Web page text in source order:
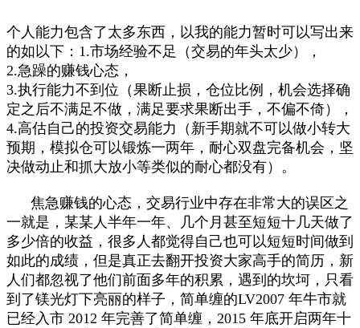
个人能力包含了太多东西，以我的能力暂时可以写出来
的如以下： 1.市场经验不足（交易的年头太少），
2.急躁的赚钱心态，
3.执行能力不到位（果断止损，仓位比例，机会选择确
定之后不满足不做，满足要求果断出手，不偏不倚），
4.高估自己的投资交易能力（新手期就不可以做小转大
预期，模拟仓可以锻炼一两年，耐心双盘完备机会，坚
决做动止和抓大放小等类似的耐心都没有）。
焦急赚钱的心态，交易行业中存在非常大的误区之
一就是，某某人半年一年、几个月甚至短短十几天做了
多少倍的收益，很多人都觉得自己也可以短短时间做到
如此的成绩，但是真正去翻开投资大家高手的简历，新
人们都忽视了他们前面多年的积累，遇到的坎坷，只看
到了镁光灯下亮丽的样子，简单缠的LV2007 年牛市就
已经入市 2012 年完善了简单缠，2015 年底开启两年十